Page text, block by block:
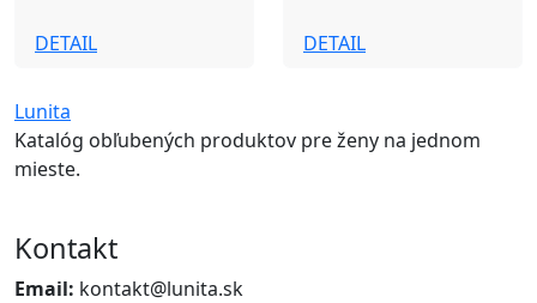
DETAIL DETAIL
Lunita
Katalóg obľubených produktov pre ženy na jednom
mieste.
Kontakt
Email: kontakt@lunita.sk